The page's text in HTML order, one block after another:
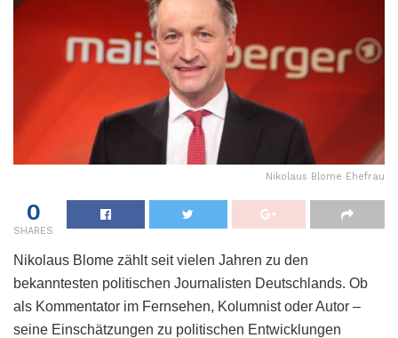
Nikolaus Blome Ehefrau
0
SHARES
Nikolaus Blome zählt seit vielen Jahren zu den
bekanntesten politischen Journalisten Deutschlands. Ob
als Kommentator im Fernsehen, Kolumnist oder Autor –
seine Einschätzungen zu politischen Entwicklungen